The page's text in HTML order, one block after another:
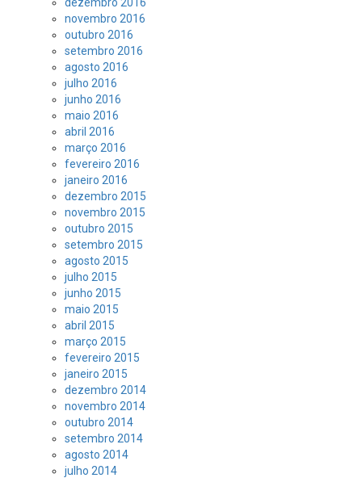
novembro 2016
outubro 2016
setembro 2016
agosto 2016
julho 2016
junho 2016
maio 2016
abril 2016
março 2016
fevereiro 2016
janeiro 2016
dezembro 2015
novembro 2015
outubro 2015
setembro 2015
agosto 2015
julho 2015
junho 2015
maio 2015
abril 2015
março 2015
fevereiro 2015
janeiro 2015
dezembro 2014
novembro 2014
outubro 2014
setembro 2014
agosto 2014
julho 2014